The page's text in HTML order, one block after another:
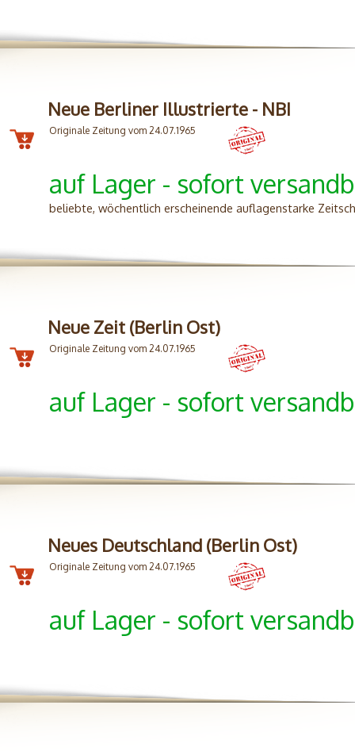
Neue Berliner Illustrierte - NBI
Originale Zeitung vom 24.07.1965
auf Lager - sofort
beliebte, wöchentlich erscheinende auflagenstarke
Neue Zeit (Berlin Ost)
Originale Zeitung vom 24.07.1965
auf Lager - sofort
Neues Deutschland (Berlin Ost)
Originale Zeitung vom 24.07.1965
auf Lager - sofort